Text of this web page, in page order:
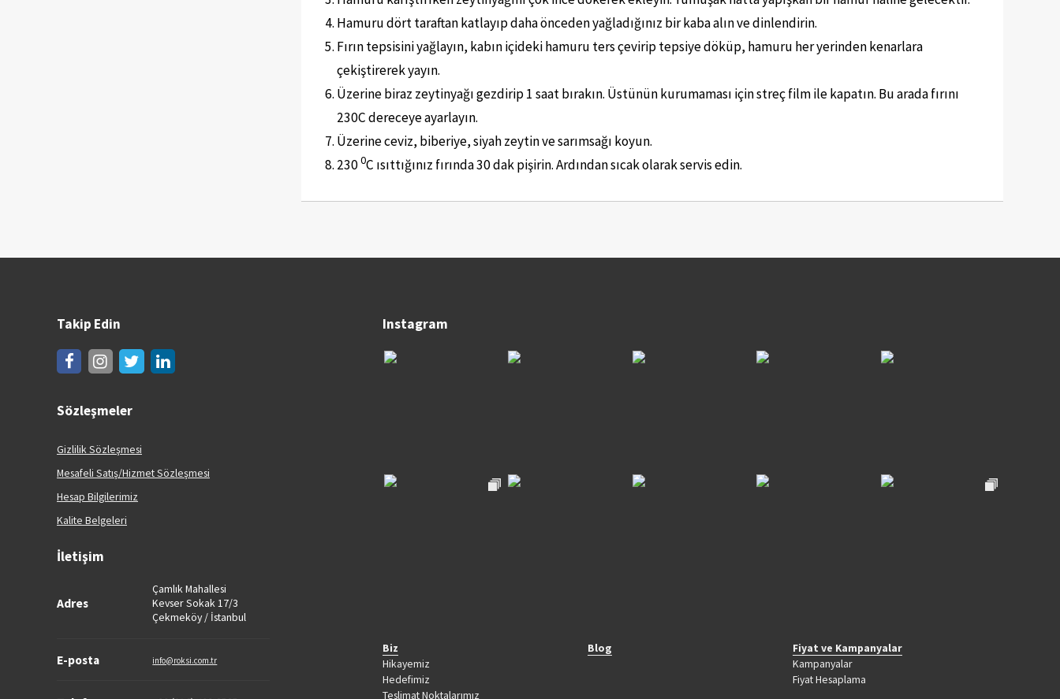
Hamuru dört taraftan katlayıp daha önceden yağladığınız bir kaba alın ve dinlendirin.
Fırın tepsisini yağlayın, kabın içideki hamuru ters çevirip tepsiye döküp, hamuru her yerinden kenarlara
çekiştirerek yayın.
Üzerine biraz zeytinyağı gezdirip 1 saat bırakın. Üstünün kurumaması için streç film ile kapatın. Bu arada fırını
230C dereceye ayarlayın.
Üzerine ceviz, biberiye, siyah zeytin ve sarımsağı koyun.
2300C ısıttığınız fırında 30 dak pişirin. Ardından sıcak olarak servis edin.
Takip Edin
Sözleşmeler
Gizlilik Sözleşmesi
Mesafeli Satış/Hizmet Sözleşmesi
Hesap Bilgilerimiz
Kalite Belgeleri
İletişim
Adres
Çamlık Mahallesi
Kevser Sokak 17/3
Çekmeköy / İstanbul
E-posta info@roksi.com.tr
Instagram
Biz
Hikayemiz
Hedefimiz
Teslimat Noktalarımız
Blog
Fiyat ve Kampanyalar
Kampanyalar
Fiyat Hesaplama